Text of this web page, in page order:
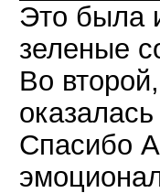
Это была
зеленые
Во
Спасибо